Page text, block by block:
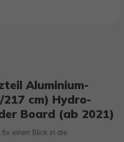
Aluminium-
cm) Hydro-
Board (ab 2021)
fix einen Blick in die